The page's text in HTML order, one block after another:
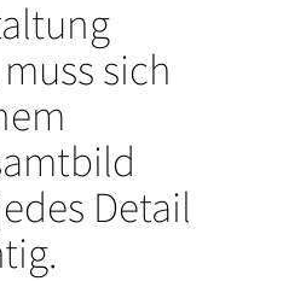
sich
Detail